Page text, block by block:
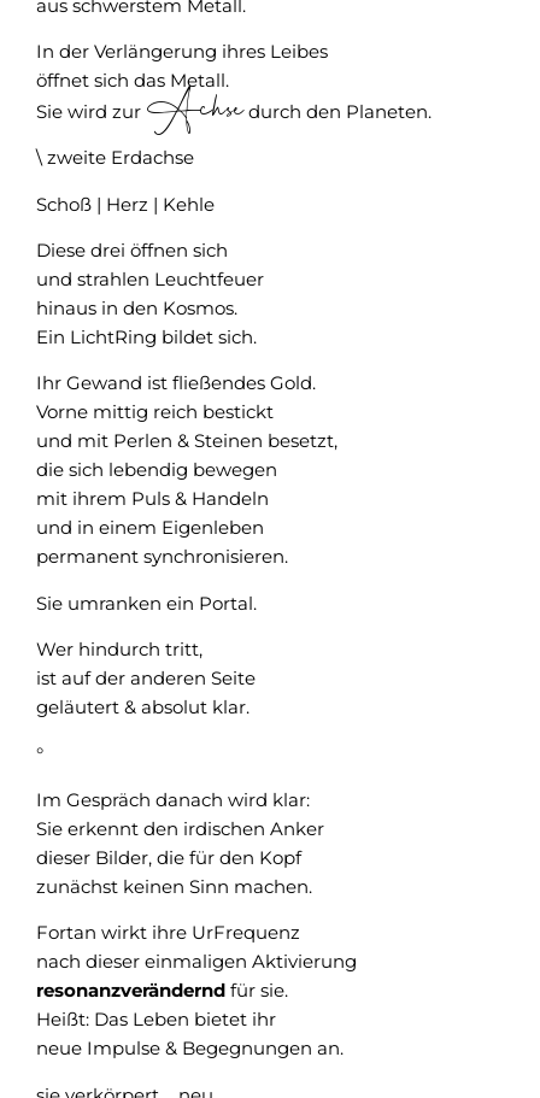
aus schwerstem Metall.
In der Verlängerung ihres Leibes
öffnet sich das Metall.
Sie wird zur Achsedurch den Planeten.
\ zweite Erdachse
Schoß | Herz | Kehle
Diese drei öffnen sich
und strahlen Leuchtfeuer
hinaus in den Kosmos.
Ein LichtRing bildet sich.
Ihr Gewand ist fließendes Gold.
Vorne mittig reich bestickt
und mit Perlen & Steinen besetzt,
die sich lebendig bewegen
mit ihrem Puls & Handeln
und in einem Eigenleben
permanent synchronisieren.
Sie umranken ein Portal.
Wer hindurch tritt,
ist auf der anderen Seite
geläutert & absolut klar.
°
Im Gespräch danach wird klar:
Sie erkennt den irdischen Anker
dieser Bilder, die für den Kopf
zunächst keinen Sinn machen.
Fortan wirkt ihre UrFrequenz
nach dieser einmaligen Aktivierung
resonanzverändernd für sie.
Heißt: Das Leben bietet ihr
neue Impulse & Begegnungen an.